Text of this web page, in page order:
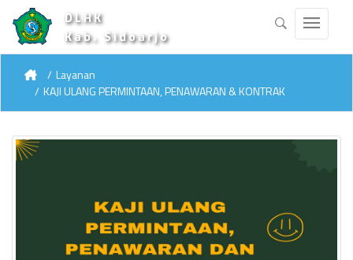
DLHK
Kab. Sidoarjo
Layanan
KAJI ULANG PERMINTAAN, PENAWARAN & KONTRAK